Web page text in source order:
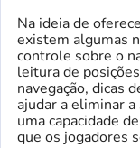
Na ideia de
existem algumas
controle sobre o
leitura de
navegação, dicas
ajudar a eliminar
uma capacidade
que os jogadores